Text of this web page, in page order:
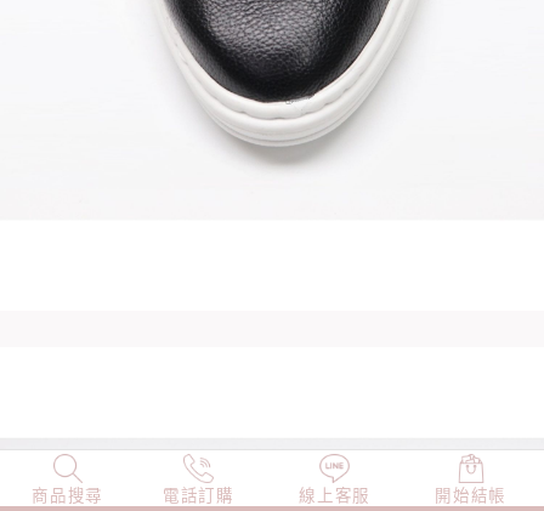
商品搜尋 電話訂購 線上客服 開始結帳
NEW 店長精選 TOP100 小編穿搭